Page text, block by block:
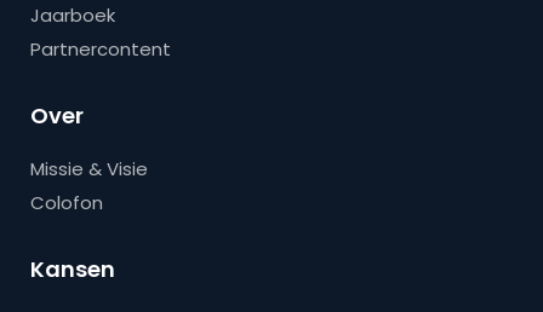
Jaarboek
Partnercontent
Over
Missie & Visie
Colofon
Kansen